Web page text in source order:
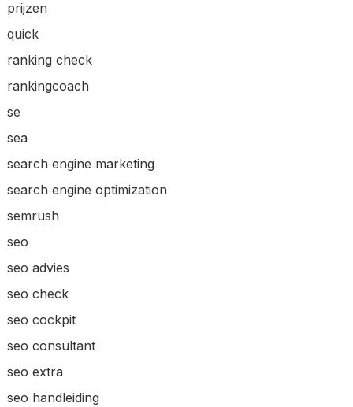
prijzen
quick
ranking check
rankingcoach
se
sea
search engine marketing
search engine optimization
semrush
seo
seo advies
seo check
seo cockpit
seo consultant
seo extra
seo handleiding